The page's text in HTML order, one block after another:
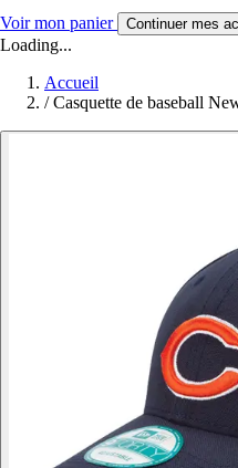
Voir mon panier Continuer mes
Loading...
Accueil
/ Casquette de baseball